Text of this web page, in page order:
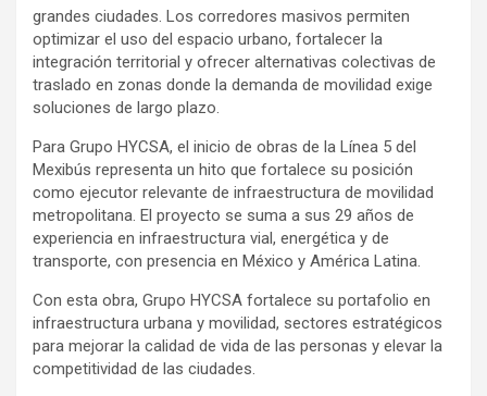
grandes ciudades. Los corredores masivos permiten
optimizar el uso del espacio urbano, fortalecer la
integración territorial y ofrecer alternativas colectivas de
traslado en zonas donde la demanda de movilidad exige
soluciones de largo plazo.
Para Grupo HYCSA, el inicio de obras de la Línea 5 del
Mexibús representa un hito que fortalece su posición
como ejecutor relevante de infraestructura de movilidad
metropolitana. El proyecto se suma a sus 29 años de
experiencia en infraestructura vial, energética y de
transporte, con presencia en México y América Latina.
Con esta obra, Grupo HYCSA fortalece su portafolio en
infraestructura urbana y movilidad, sectores estratégicos
para mejorar la calidad de vida de las personas y elevar la
competitividad de las ciudades.